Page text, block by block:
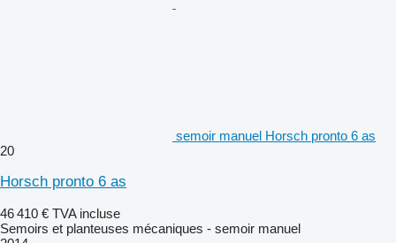
semoir manuel Horsch pronto 6 as
20
Horsch pronto 6 as
46 410 € TVA incluse
Semoirs et planteuses mécaniques - semoir manuel